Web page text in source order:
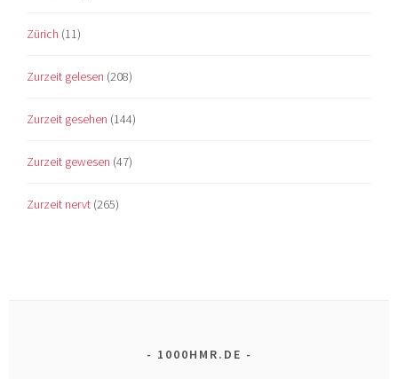
Zürich (11)
Zurzeit gelesen (208)
Zurzeit gesehen (144)
Zurzeit gewesen (47)
Zurzeit nervt (265)
1000HMR.DE